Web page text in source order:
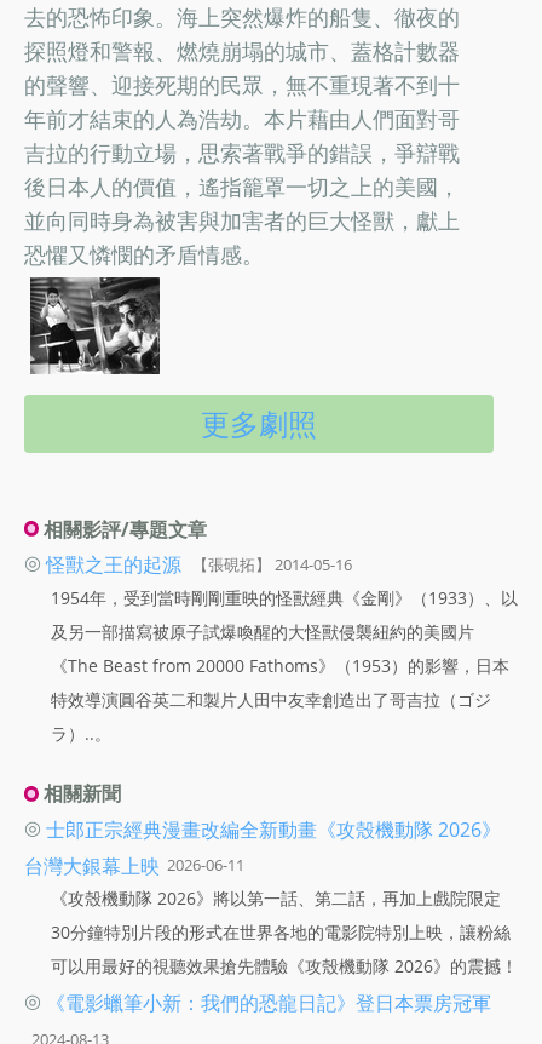
去的恐怖印象。海上突然爆炸的船隻、徹夜的
探照燈和警報、燃燒崩塌的城市、蓋格計數器
的聲響、迎接死期的民眾，無不重現著不到十
年前才結束的人為浩劫。本片藉由人們面對哥
吉拉的行動立場，思索著戰爭的錯誤，爭辯戰
後日本人的價值，遙指籠罩一切之上的美國，
並向同時身為被害與加害者的巨大怪獸，獻上
恐懼又憐憫的矛盾情感。
更多劇照
相關影評/專題文章
◎怪獸之王的起源 【張硯拓】 2014-05-16
1954年，受到當時剛剛重映的怪獸經典《金剛》（1933）、以
及另一部描寫被原子試爆喚醒的大怪獸侵襲紐約的美國片
《The Beast from 20000 Fathoms》（1953）的影響，日本
特效導演圓谷英二和製片人田中友幸創造出了哥吉拉（ゴジ
ラ）..。
相關新聞
◎ 士郎正宗經典漫畫改編全新動畫《攻殼機動隊 2026》
台灣大銀幕上映 2026-06-11
《攻殼機動隊 2026》將以第一話、第二話，再加上戲院限定
30分鐘特別片段的形式在世界各地的電影院特別上映，讓粉絲
可以用最好的視聽效果搶先體驗《攻殼機動隊 2026》的震撼！
◎ 《電影蠟筆小新：我們的恐龍日記》登日本票房冠軍
2024-08-13